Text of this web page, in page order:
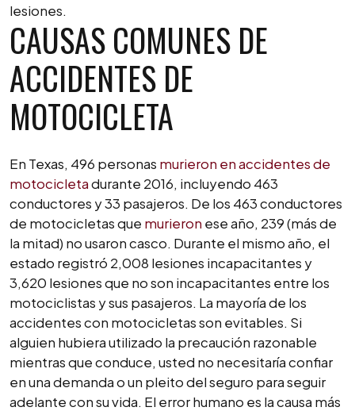
lesiones.
CAUSAS COMUNES DE
ACCIDENTES DE
MOTOCICLETA
En Texas, 496 personas murieron en accidentes de
motocicletadurante 2016, incluyendo 463
conductores y 33 pasajeros. De los 463 conductores
de motocicletas que murieron ese año, 239 (más de
la mitad) no usaron casco. Durante el mismo año, el
estado registró 2,008 lesiones incapacitantes y
3,620 lesiones que no son incapacitantes entre los
motociclistas y sus pasajeros. La mayoría de los
accidentes con motocicletas son evitables. Si
alguien hubiera utilizado la precaución razonable
mientras que conduce, usted no necesitaría confiar
en una demanda o un pleito del seguro para seguir
adelante con su vida. El error humano es la causa más